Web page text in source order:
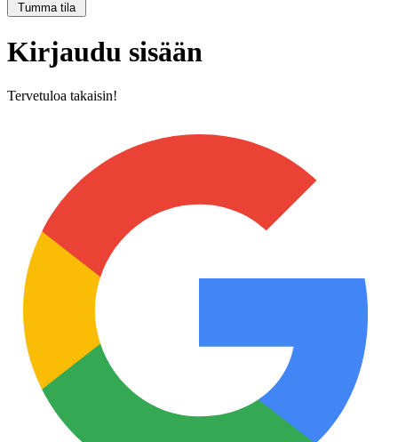
Tumma tila
Kirjaudu sisään
Tervetuloa takaisin!